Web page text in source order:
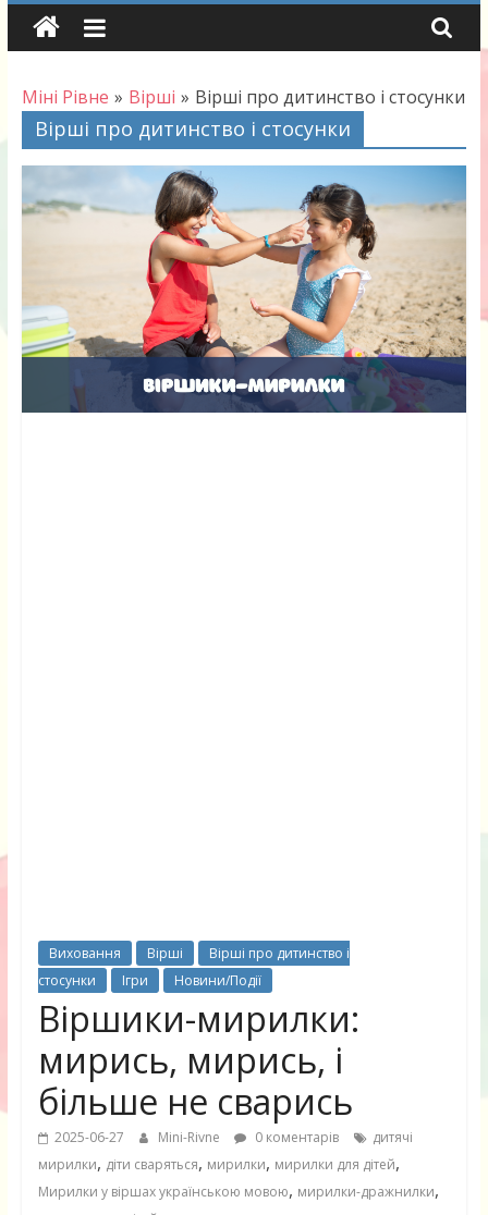
Skip
Міні Рівне » Вірші » Вірші про дитинство і стосунки
Вірші про дитинство і стосунки
Виховання Вірші
Вірші про дитинство і
стосунки
Ігри Новини/Події
Віршики-мирилки:
мирись, мирись, і
більше не сварись
2025-06-27 Mini-Rivne 0 коментарів
дитячі
мирилки, діти сваряться, мирилки, мирилки для дітей,
Мирилки у віршах українською мовою, мирилки-дражнилки,